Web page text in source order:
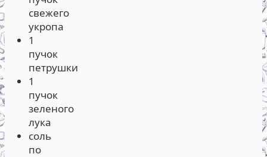
свежего
укропа
1
пучок
петрушки
1
пучок
зеленого
лука
соль
по